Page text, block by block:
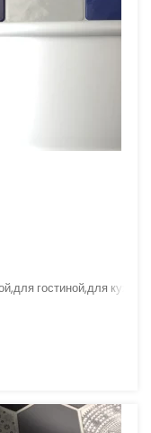
гостиной,для кухни